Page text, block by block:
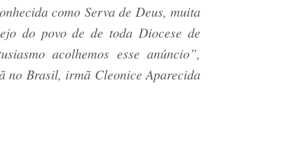
como Serva de Deus, muita
do povo de de toda Diocese de
acolhemos esse anúncio”,
no Brasil, irmã Cleonice Aparecida